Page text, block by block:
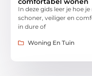
In deze gids leer je hoe
schoner, veiliger en
in dure of
Woning En Tuin